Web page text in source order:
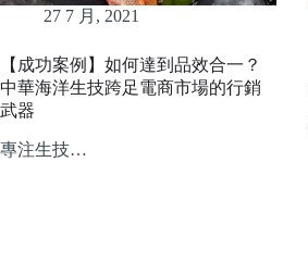
27 7 月, 2021
【成功案例】如何達到品效合一？
中華海洋生技跨足電商市場的行銷
武器
專注生技…